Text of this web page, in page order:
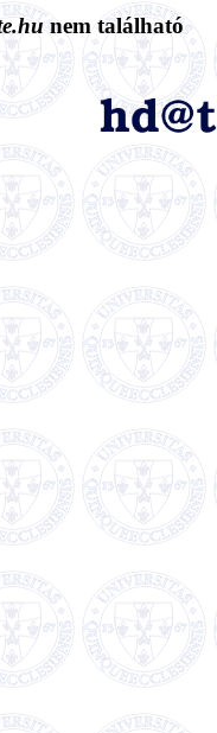
nem található